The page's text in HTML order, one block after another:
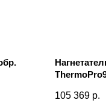
105 369 р.